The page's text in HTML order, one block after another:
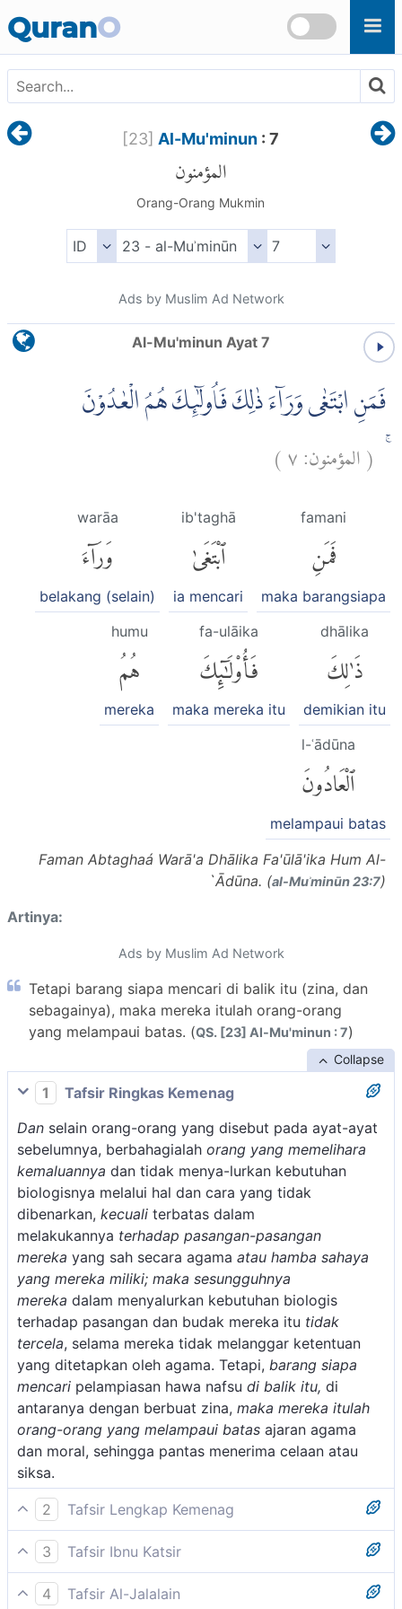
QuranO
[23] Al-Mu'minun : 7
المؤمنون
Orang-Orang Mukmin
Ads by Muslim Ad Network
Al-Mu'minun Ayat 7
فَمَنِ ابْتَغٰى وَرَاۤءَ ذٰلِكَ فَاُولٰۤىِٕكَ هُمُ الْعٰدُوْنَ
(المؤمنون:٧)
famani
فَمَنِ
maka barangsiapa
ib'taghā
ٱبْتَغَىٰ
ia mencari
warāa
وَرَآءَ
belakang (selain)
dhālika
ذَٰلِكَ
demikian itu
fa-ulāika
فَأُو۟لَٰٓئِكَ
maka mereka itu
humu
هُمُ
mereka
l-ʿādūna
ٱلْعَادُونَ
melampaui batas
Faman Abtaghaá Warā'a Dhālika Fa'ūlā'ika Hum Al-
`Ādūna. (al-Muʾminūn 23:7)
Artinya:
Ads by Muslim Ad Network
Tetapi barang siapa mencari di balik itu (zina, dan
sebagainya), maka mereka itulah orang-orang
yang melampaui batas. (QS. [23] Al-Mu'minun : 7)
Collapse
1
Tafsir Ringkas Kemenag
Dan selain orang-orang yang disebut pada ayat-ayat
sebelumnya, berbahagialah orang yang memelihara
kemaluannya dan tidak menya-lurkan kebutuhan
biologisnya melalui hal dan cara yang tidak
dibenarkan, kecuali terbatas dalam
melakukannya terhadap pasangan-pasangan
mereka yang sah secara agama atau hamba sahaya
yang mereka miliki; maka sesungguhnya
mereka dalam menyalurkan kebutuhan biologis
terhadap pasangan dan budak mereka itu tidak
tercela, selama mereka tidak melanggar ketentuan
yang ditetapkan oleh agama. Tetapi, barang siapa
mencari pelampiasan hawa nafsu di balik itu, di
antaranya dengan berbuat zina, maka mereka itulah
orang-orang yang melampaui batas ajaran agama
dan moral, sehingga pantas menerima celaan atau
siksa.
2
Tafsir Lengkap Kemenag
Menjaga kemaluan dari perbuatan keji. Dalam ayat ini
Allah menerangkan sifat kelima dari orang mukmin
yang berbahagia, yaitu suka menjaga kemaluannya
3
Tafsir Ibnu Katsir
Firman Allah Swt.:
4 Tafsir Al-Jalalain